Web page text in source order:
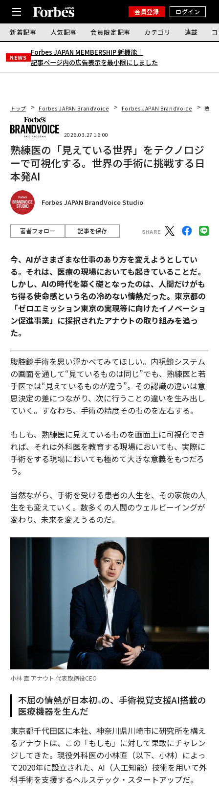
会員登録 ログイン
新着記事 人気記事 会員限定記事 カテゴリ 連載
NEWS
Forbes JAPAN MEMBERSHIP 新機能｜
記事ページ内の広告表示を最小限にしました
トップ Forbes JAPAN BrandVoice Forbes JAPAN BrandVoice 熟練
2026.03.27 16:00
熟練医の「見えている世界」をテクノロジ
ーで可視化する。世界の手術に挑戦する日
本発AI
Forbes JAPAN BrandVoice Studio
著者フォロー 記事を保存
今、AIがさまざまな仕事のあり方を変えようとしてい
る。それは、医療の現場においても起きていることだ。
しかし、AIの時代を築く礎となったのは、人間だけがも
ち得る使命感という名の冷めない情熱だった。東京都の
「ゼロエミッション東京の実現等に向けたイノベーショ
ン促進事業」に採択されたアナウトの取り組みを追っ
た。
腹腔鏡手術を思い浮かべてみてほしい。内視鏡システム
の画面を通して“見ているものは同じ”でも、熟練医と若
手医では“見えているものが違う”。その認識の違いは意
思決定の差につながり、次に行うことの違いを生み出し
ていく。すなわち、手術の精度そのものを左右する。
もしも、熟練医に見えているものを画面上に可視化でき
れば、それは外科医を教育する現場においても、実際に
手術をする現場においても極めて大きな意義をもつだろ
う。
当然ながら、手術を受ける患者の人生を、その家族の人
生をも変えていく。数多くの人間のウェルビーイングが
変わり、未来を変えうるのだ。
小林 直 アナウト 代表取締役CEO
不屈の情熱が日本初※の、手術視覚支援AI搭載の
医療機器を生んだ
東京都千代田区に本社、神奈川県川崎市に研究所を構え
るアナウトは、この「もしも」に対して果敢にチャレン
ジしてきた。現役外科医の小林直（以下、小林）によっ
て2020年に設立された、AI（人工知能）技術を用いて外
科手術を支援するヘルステック・スタートアップだ。